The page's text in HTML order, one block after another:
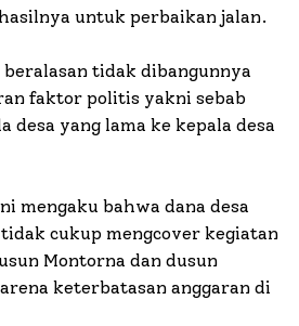
untuk perbaikan jalan.
tidak dibangunnya
faktor politis yakni sebab
desa yang lama ke kepala desa
mengaku bahwa dana desa
cukup mengcover kegiatan
Montorna dan dusun
keterbatasan anggaran di